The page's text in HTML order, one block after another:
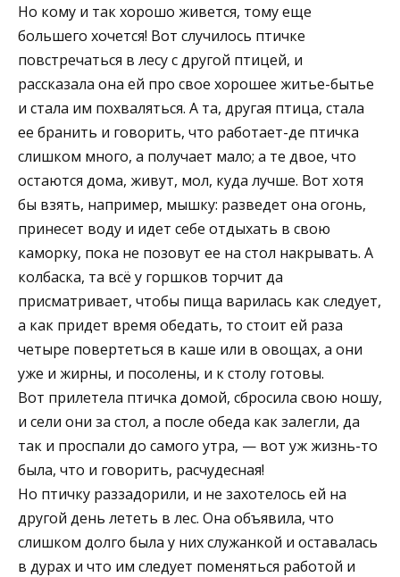
Но кому и так хорошо живется, тому еще
большего хочется! Вот случилось птичке
повстречаться в лесу с другой птицей, и
рассказала она ей про свое хорошее житье-бытье
и стала им похваляться. А та, другая птица, стала
ее бранить и говорить, что работает-де птичка
слишком много, а получает мало; а те двое, что
остаются дома, живут, мол, куда лучше. Вот хотя
бы взять, например, мышку: разведет она огонь,
принесет воду и идет себе отдыхать в свою
каморку, пока не позовут ее на стол накрывать. А
колбаска, та всё у горшков торчит да
присматривает, чтобы пища варилась как следует,
а как придет время обедать, то стоит ей раза
четыре повертеться в каше или в овощах, а они
уже и жирны, и посолены, и к столу готовы.
Вот прилетела птичка домой, сбросила свою ношу,
и сели они за стол, а после обеда как залегли, да
так и проспали до самого утра, — вот уж жизнь-то
была, что и говорить, расчудесная!
Но птичку раззадорили, и не захотелось ей на
другой день лететь в лес. Она объявила, что
слишком долго была у них служанкой и оставалась
в дурах и что им следует поменяться работой и